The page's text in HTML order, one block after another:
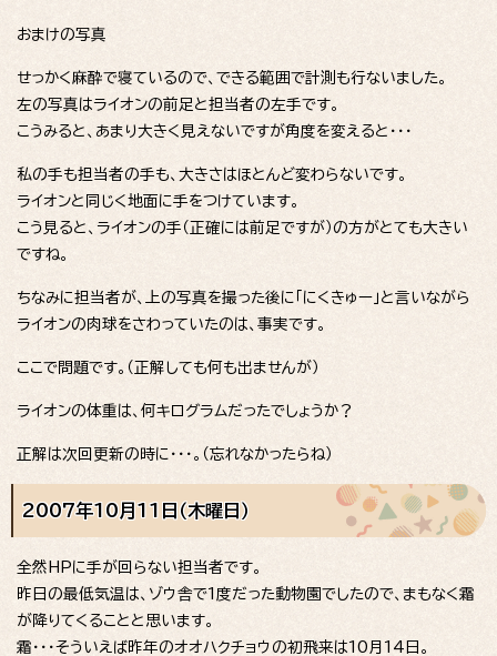
おまけの写真
せっかく麻酔で寝ているので、できる範囲で計測も行ないました。
左の写真はライオンの前足と担当者の左手です。
こうみると、あまり大きく見えないですが角度を変えると・・・
私の手も担当者の手も、大きさはほとんど変わらないです。
ライオンと同じく地面に手をつけています。
こう見ると、ライオンの手（正確には前足ですが）の方がとても大きい
ですね。
ちなみに担当者が、上の写真を撮った後に「にくきゅー」と言いながら
ライオンの肉球をさわっていたのは、事実です。
ここで問題です。（正解しても何も出ませんが）
ライオンの体重は、何キログラムだったでしょうか？
正解は次回更新の時に・・・。（忘れなかったらね）
2007年10月11日（木曜日）
全然HPに手が回らない担当者です。
昨日の最低気温は、ゾウ舎で1度だった動物園でしたので、まもなく霜
が降りてくることと思います。
霜・・・そういえば昨年のオオハクチョウの初飛来は10月14日。